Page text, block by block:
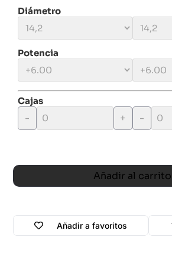
Diámetro
Potencia
Cajas
- + -
Añadir al carrito
Añadir a favoritos